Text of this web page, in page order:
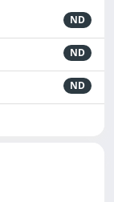
ND
ND
ND